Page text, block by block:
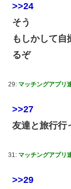
>>24
そう
もしかして自
るぞ
29: マッチングアプリ
>>27
友達と旅行行
31: マッチングアプリ
>>29